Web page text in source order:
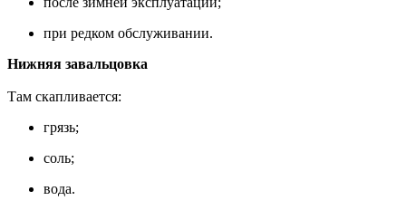
при редком обслуживании.
Нижняя завальцовка
Там скапливается:
грязь;
соль;
вода.